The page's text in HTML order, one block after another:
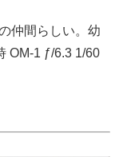
仲間らしい。幼
OM-1 ƒ/6.3 1/60